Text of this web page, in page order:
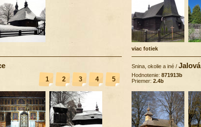
viac fotiek
1 2 3 4 5
Snina, okolie a iné / Jalová
Hodnotenie: 871913b
Priemer: 2.4b